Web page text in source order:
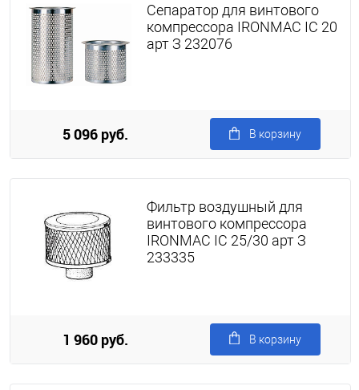
Сепаратор для винтового
компрессора IRONMAC IC 20
арт З 232076
5 096 руб. В корзину
Фильтр воздушный для
винтового компрессора
IRONMAC IC 25/30 арт З
233335
1 960 руб. В корзину